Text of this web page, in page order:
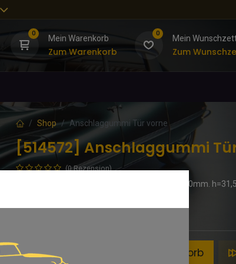
0
Mein Warenkorb
Zum Warenkorb
0
Mein
Zum
Shop Anschlaggummi Tür vorne
[514572] Anschlaggummi
(0 Rezension)
Gummipufer an der A-Säule für Tür vorne. d=30mm.
4,50€
In den Warenkorb